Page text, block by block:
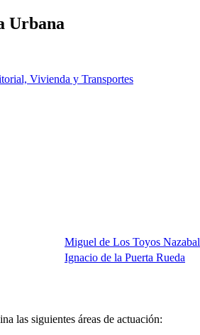
Urbana
Vivienda y Transportes
Miguel de Los Toyos Nazabal
Ignacio de la Puerta Rueda
las siguientes áreas de actuación: